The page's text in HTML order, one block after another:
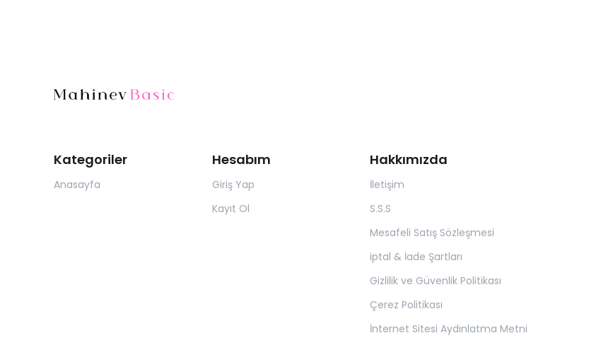
Kategoriler
Anasayfa
Hesabım
Giriş Yap
Kayıt Ol
Hakkımızda
İletişim
S.S.S
Mesafeli Satış Sözleşmesi
iptal & İade Şartları
Gizlilik ve Güvenlik Politikası
Çerez Politikası
İnternet Sitesi Aydınlatma Metni